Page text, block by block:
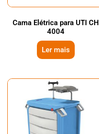
Cama Elétrica para UTI CH
4004
Ler mais